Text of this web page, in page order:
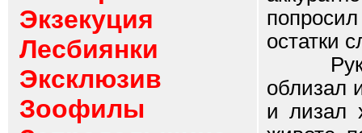
Экзекуция
Лесбиянки
Эксклюзив
Зоофилы
остатки
облизал
и лизал